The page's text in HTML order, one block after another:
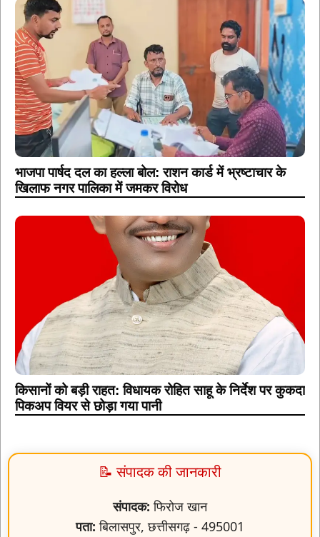
भाजपा पार्षद दल का हल्ला बोल: राशन कार्ड में भ्रष्टाचार के
खिलाफ नगर पालिका में जमकर विरोध
किसानों को बड़ी राहत: विधायक रोहित साहू के निर्देश पर कुकदा
पिकअप वियर से छोड़ा गया पानी
📝 संपादक की जानकारी
संपादक: फिरोज खान
पता: बिलासपुर, छत्तीसगढ़ - 495001